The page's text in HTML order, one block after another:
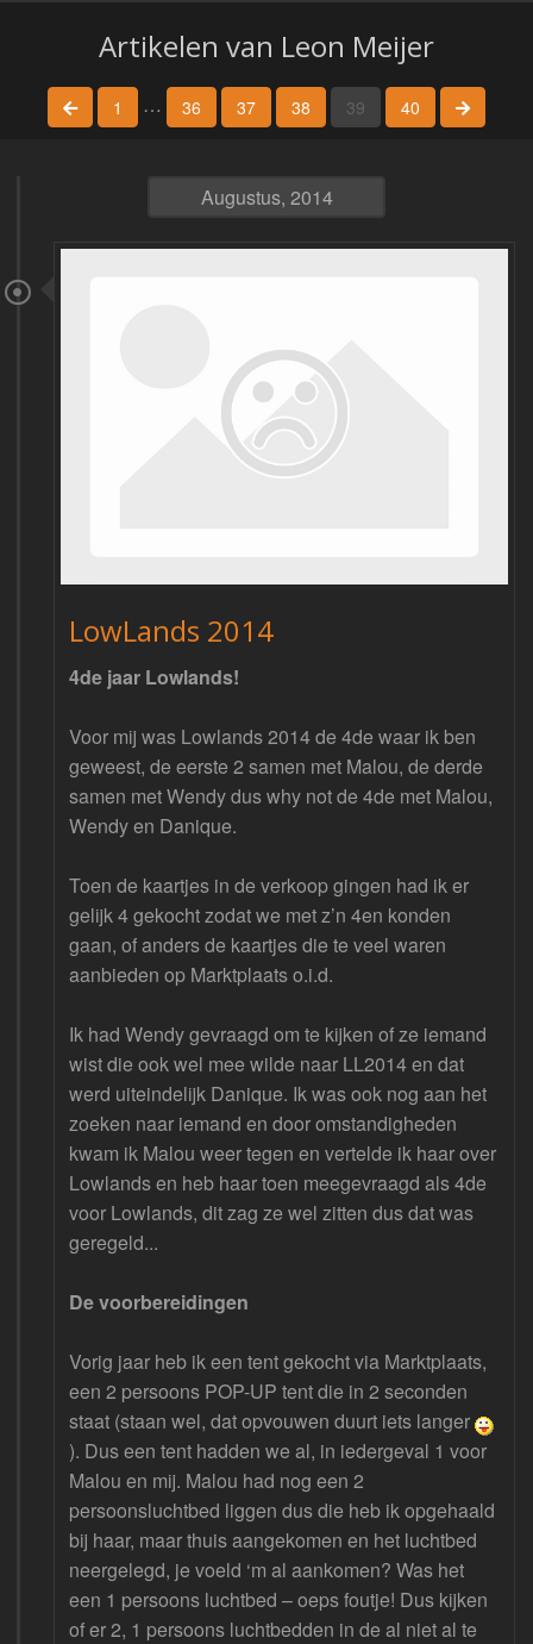
Artikelen van Leon Meijer
vorige pagina
1 … 36 37 38 39 40
Augustus, 2014
LowLands 2014
4de jaar Lowlands!
Voor mij was Lowlands 2014 de 4de waar ik ben
geweest, de eerste 2 samen met Malou, de derde
samen met Wendy dus why not de 4de met Malou,
Wendy en Danique.
Toen de kaartjes in de verkoop gingen had ik er
gelijk 4 gekocht zodat we met z’n 4en konden
gaan, of anders de kaartjes die te veel waren
aanbieden op Marktplaats o.i.d.
Ik had Wendy gevraagd om te kijken of ze iemand
wist die ook wel mee wilde naar LL2014 en dat
werd uiteindelijk Danique. Ik was ook nog aan het
zoeken naar iemand en door omstandigheden
kwam ik Malou weer tegen en vertelde ik haar over
Lowlands en heb haar toen meegevraagd als 4de
voor Lowlands, dit zag ze wel zitten dus dat was
geregeld...
De voorbereidingen
Vorig jaar heb ik een tent gekocht via Marktplaats,
een 2 persoons POP-UP tent die in 2 seconden
staat (staan wel, dat opvouwen duurt iets langer
). Dus een tent hadden we al, in iedergeval 1 voor
Malou en mij. Malou had nog een 2
persoonsluchtbed liggen dus die heb ik opgehaald
bij haar, maar thuis aangekomen en het luchtbed
neergelegd, je voeld ‘m al aankomen? Was het
een 1 persoons luchtbed – oeps foutje! Dus kijken
of er 2, 1 persoons luchtbedden in de al niet al te